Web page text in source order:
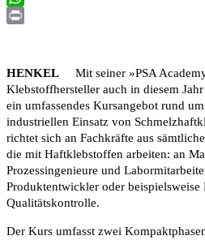
WhatsApp
HENKEL Mit seiner »PSA
Klebstoffhersteller auch in diesem
ein umfassendes Kursangebot rund
industriellen Einsatz von
richtet sich an Fachkräfte aus
die mit Haftklebstoffen arbeiten: an
Prozessingenieure und
Produktentwickler oder
Qualitätskontrolle.
Der Kurs umfasst zwei